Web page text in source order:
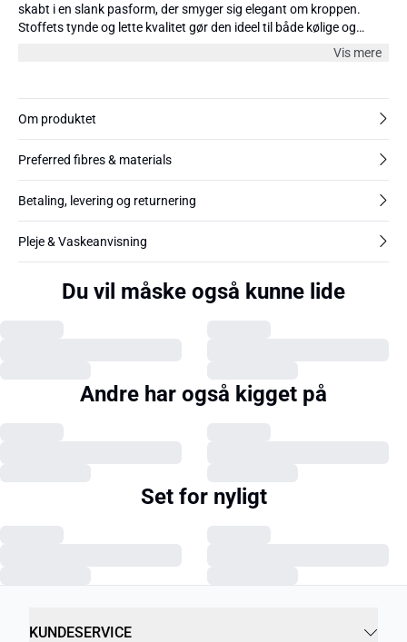
skabt i en slank pasform, der smyger sig elegant om kroppen.
Stoffets tynde og lette kvalitet gør den ideel til både kølige og
varmere dage, da den føles luftig og behagelig mod huden. Perfekt
klassiske bukser, og den tilføjer et sofistikeret touch til ethvert
outfit.
Vis mere
Om produktet
Preferred fibres & materials
Betaling, levering og returnering
Pleje & Vaskeanvisning
Du vil måske også kunne lide
Andre har også kigget på
Set for nyligt
KUNDESERVICE